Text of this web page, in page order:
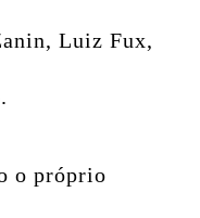
Luiz Fux,
o próprio